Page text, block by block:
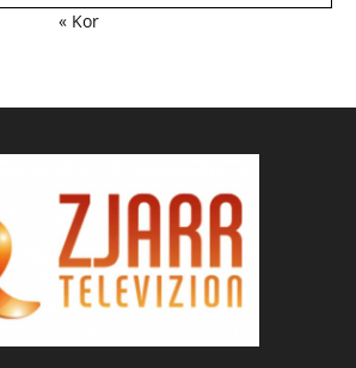
« Kor